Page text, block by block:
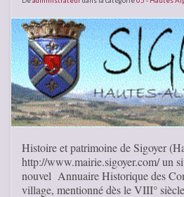
Histoire et patrimoine de Sigoyer
http://www.mairie.sigoyer.com/ un
nouvel Annuaire Historique des
village, mentionné dès le VIII°